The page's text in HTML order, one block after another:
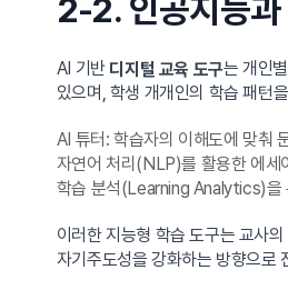
2-2. 인공지능과
AI 기반 디지털 교육 도구는 개인
있으며, 학생 개개인의 학습 패턴
AI 튜터: 학습자의 이해도에 맞춰
자연어 처리(NLP)를 활용한 에세
학습 분석(Learning Analytics)을
이러한 지능형 학습 도구는 교사
자기주도성을 강화하는 방향으로